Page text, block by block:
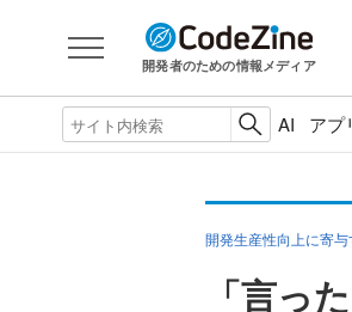
開発者のための情報メディア
AI アプ
開発生産性向上に寄
「言っ